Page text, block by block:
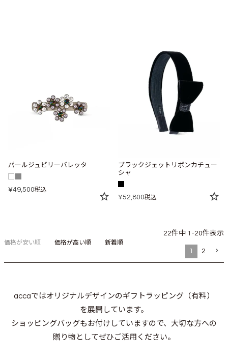
パールジュビリーバレッタ
¥49,500税込
ブラックジェットリボンカチュー
シャ
¥52,800税込
価格が安い順 価格が高い順 新着順
22件中 1 -20件表示
1 2
accaではオリジナルデザインのギフトラッピング（有料）
を展開しています。
ショッピングバッグもお付けしていますので、大切な方への
贈り物としてぜひご活用ください。